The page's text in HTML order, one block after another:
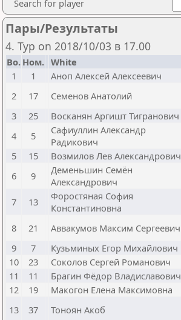
Search for player
Пары/Результаты
4. Тур on 2018/10/03 в 17.00
Bo. Ном. White
1
1 Аноп Алексей Алексеевич
2
17 Семенов Анатолий
3
25 Восканян Аргишт Тигранович
4
5
Сафиуллин Александр
Радикович
5
15 Возмилов Лев Александрович
6
9
Деменьшин Семён
Александрович
7 13
Форостяная София
Константиновна
8 21 Аввакумов Максим Сергеевич
9
7 Кузьминых Егор Михайлович
10
23 Соколов Сергей Романович
11
11 Брагин Фёдор Владиславович
12
19 Макогон Елена Максимовна
13
37 Тоноян Акоб